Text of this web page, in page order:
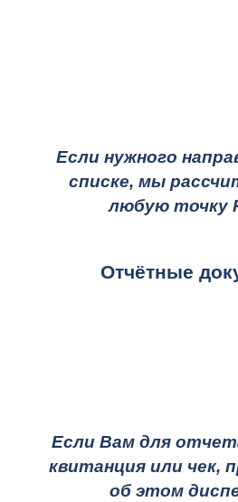
Если нужного
списке, мы
любую точку
Отчётные
Если Вам для
квитанция или чек,
об этом